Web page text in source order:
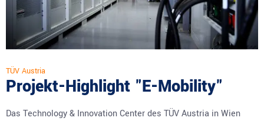
TÜV Austria
Projekt-Highlight "E-Mobility"
Das Technology & Innovation Center des TÜV Austria in Wien